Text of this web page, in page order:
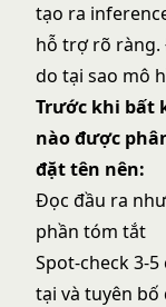
tạo ra
hỗ trợ rõ ràng.
do tại sao mô
Trước khi bất
nào được
đặt tên nên:
Đọc đầu ra
phần tóm tắt
Spot-check 3-
tại và tuyên